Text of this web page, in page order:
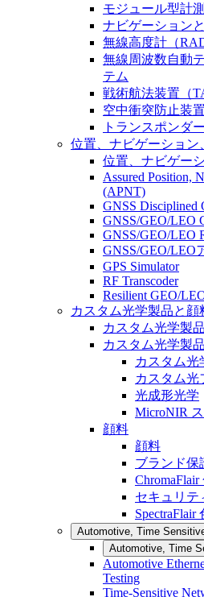
モジュール型計
ナビゲーション
無線高度計（
無線周波数自動
テム
戦術航法装置（
空中衝突防止装
トランスポンダ
位置、ナビゲーション
位置、ナビゲー
Assured Position,
(APNT)
GNSS Disciplined
GNSS/GEO/LEO
GNSS/GEO/LEO
GNSS/GEO/LEO
GPS Simulator
RF Transcoder
Resilient GEO/
カスタム光学製品と顔
カスタム光学製
カスタム光学製品
カスタム光
カスタム光
光成形光学
MicroNIR
顔料
顔料
ブランド保
ChromaFlair
セキュリテ
SpectraFlair
Automotive, Time
Automotive, Time
Automotive
Testing
Time-Sensitive